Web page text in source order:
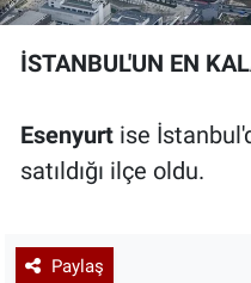
İSTANBUL'UN EN
Esenyurt ise
satıldığı ilçe oldu.
Paylaş